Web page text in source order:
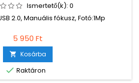
Ismertető(k): 0
2.0, Manuális fókusz, Fotó:1Mp
5 950 Ft
 Kosárba
 Raktáron